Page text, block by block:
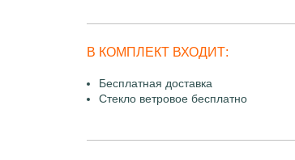
В КОМПЛЕКТ ВХОДИТ:
Бесплатная доставка
Стекло ветровое бесплатно